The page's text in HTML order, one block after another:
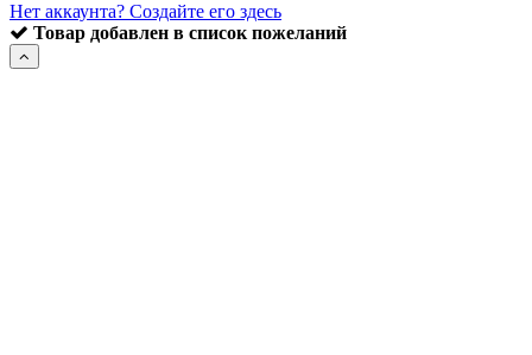
Нет аккаунта? Создайте его здесь
Товар добавлен в список пожеланий